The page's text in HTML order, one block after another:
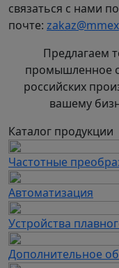
связаться с нами
почте:
Предлагаем
промышленное
российских
вашему
Каталог продукции
Частотные
Автоматизация
Устройства
Дополнительное